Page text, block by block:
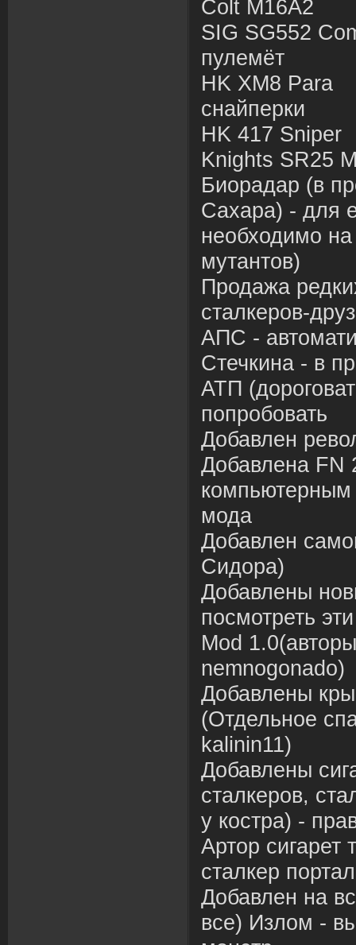
Colt M16A2
SIG SG552
пулемёт
HK XM8 Para
снайперки
HK 417 Sniper
Knights SR25
Биорадар (в
Сахара) - для
необходимо на
мутантов)
Продажа
сталкеров-
АПС -
Стечкина - в
АТП
попробовать
Добавлен
Добавлена FN
мода
Добавлен
Сидора)
Добавлены
посмотреть
Mod
nemnogonado)
Добавлены
(Отдельное
kalinin11)
Добавлены
сталкеров,
у костра) -
Артор сигарет
сталкер
Добавлен на
все) Излом -